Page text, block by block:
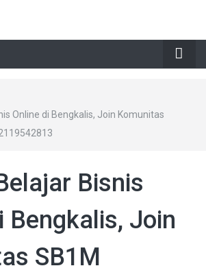
Online di Bengkalis, Join Komunitas
Bisnis
Bengkalis, Join
SB1M